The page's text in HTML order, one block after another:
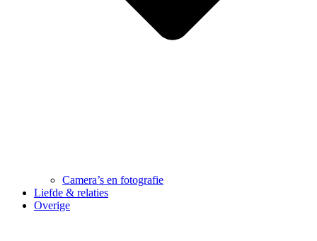
Camera’s en fotografie
Liefde & relaties
Overige